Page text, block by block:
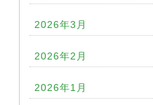
2026年3月
2026年2月
2026年1月